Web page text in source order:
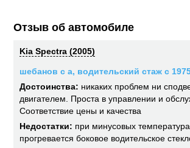
Отзыв об автомобиле
Kia Spectra (2005)
шебанов с а, водительский стаж с
Достоинства: никаких проблем ни
двигателем. Проста в управлении и
Соответствие цены и качества
Недостатки: при минусовых
прогревается боковое водительское